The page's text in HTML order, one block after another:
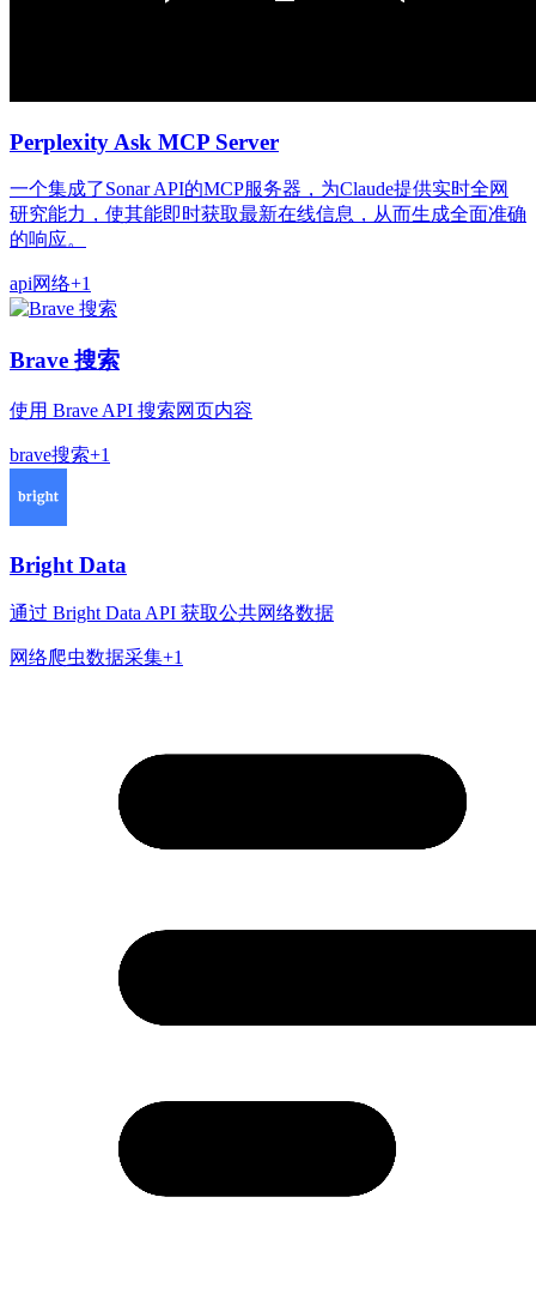
Perplexity Ask MCP Server
一个集成了Sonar API的MCP服务器，为Claude提供实时全网
研究能力，使其能即时获取最新在线信息，从而生成全面准确
的响应。
api网络+1
Brave 搜索
使用 Brave API 搜索网页内容
brave搜索+1
Bright Data
通过 Bright Data API 获取公共网络数据
网络爬虫数据采集+1